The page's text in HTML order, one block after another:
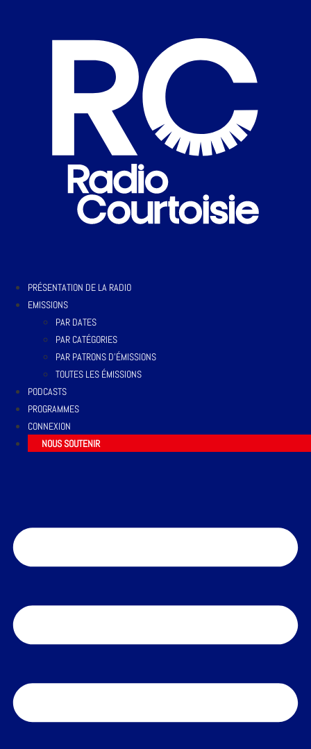
PRÉSENTATION DE LA RADIO
EMISSIONS
PAR DATES
PAR CATÉGORIES
PAR PATRONS D’ÉMISSIONS
TOUTES LES ÉMISSIONS
PODCASTS
PROGRAMMES
CONNEXION
NOUS SOUTENIR